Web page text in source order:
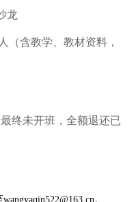
龙
（含教学、教材资料，
终未开班，全额退还已
。